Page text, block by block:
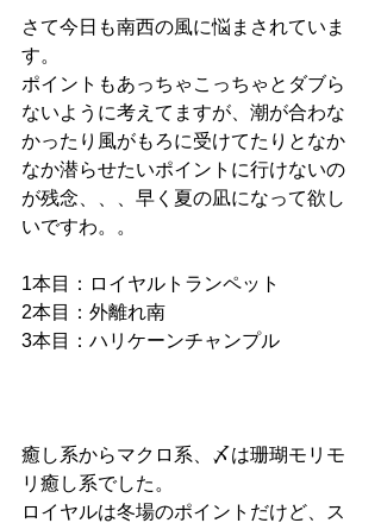
さて今日も南西の風に悩まされていま
す。
ポイントもあっちゃこっちゃとダブら
ないように考えてますが、潮が合わな
かったり風がもろに受けてたりとなか
なか潜らせたいポイントに行けないの
が残念、、、早く夏の凪になって欲し
いですわ。。
1本目：ロイヤルトランペット
2本目：外離れ南
3本目：ハリケーンチャンプル
癒し系からマクロ系、〆は珊瑚モリモ
リ癒し系でした。
ロイヤルは冬場のポイントだけど、ス